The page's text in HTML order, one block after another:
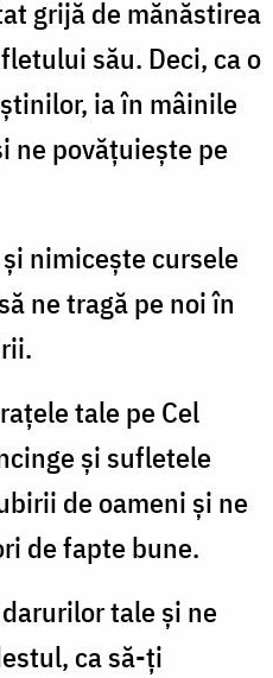
grijă de mănăstirea
său. Deci, ca o
ia în mâinile
ne povăţuieşte pe
nimiceşte cursele
ne tragă pe noi în
tale pe Cel
şi sufletele
de oameni şi ne
de fapte bune.
tale şi ne
ca să-ți